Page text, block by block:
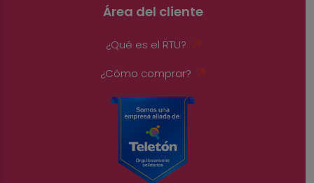
Área del cliente
¿Qué es el RTU?
¿Cómo comprar?